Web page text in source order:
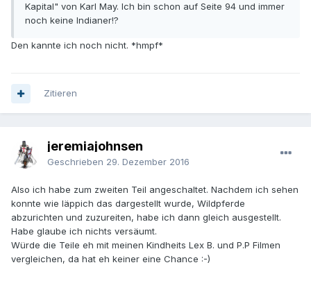
Kapital" von Karl May. Ich bin schon auf Seite 94 und immer
noch keine Indianer!?
Den kannte ich noch nicht. *hmpf*
Zitieren
jeremiajohnsen
Geschrieben 29. Dezember 2016
Also ich habe zum zweiten Teil angeschaltet. Nachdem ich sehen
konnte wie läppich das dargestellt wurde, Wildpferde
abzurichten und zuzureiten, habe ich dann gleich ausgestellt.
Habe glaube ich nichts versäumt.
Würde die Teile eh mit meinen Kindheits Lex B. und P.P Filmen
vergleichen, da hat eh keiner eine Chance :-)